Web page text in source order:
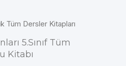
Tüm Dersler Kitapları
5.Sınıf Tüm
Kitabı